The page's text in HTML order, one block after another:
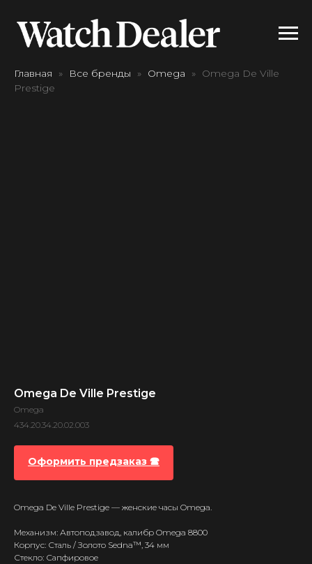
Главная Все бренды Omega
Omega De Ville
Prestige
Omega De Ville Prestige
Omega
434.20.34.20.02.003
Оформить предзаказ 🕿
Omega De Ville Prestige — женские часы Omega.
Механизм: Автоподзавод, калибр Omega 8800
Корпус: Сталь / Золото Sedna™, 34 мм
Стекло: Сапфировое